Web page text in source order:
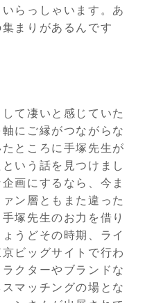
らっしゃいます。あ
まりがあるんです
て凄いと感じていた
にご縁がつながらな
ところに手塚先生が
いう話を見つけまし
画にするなら、今ま
ン層ともまた違った
塚先生のお力を借り
うどその時期、ライ
ビッグサイトで行わ
クターやブランドな
マッチングの場とな